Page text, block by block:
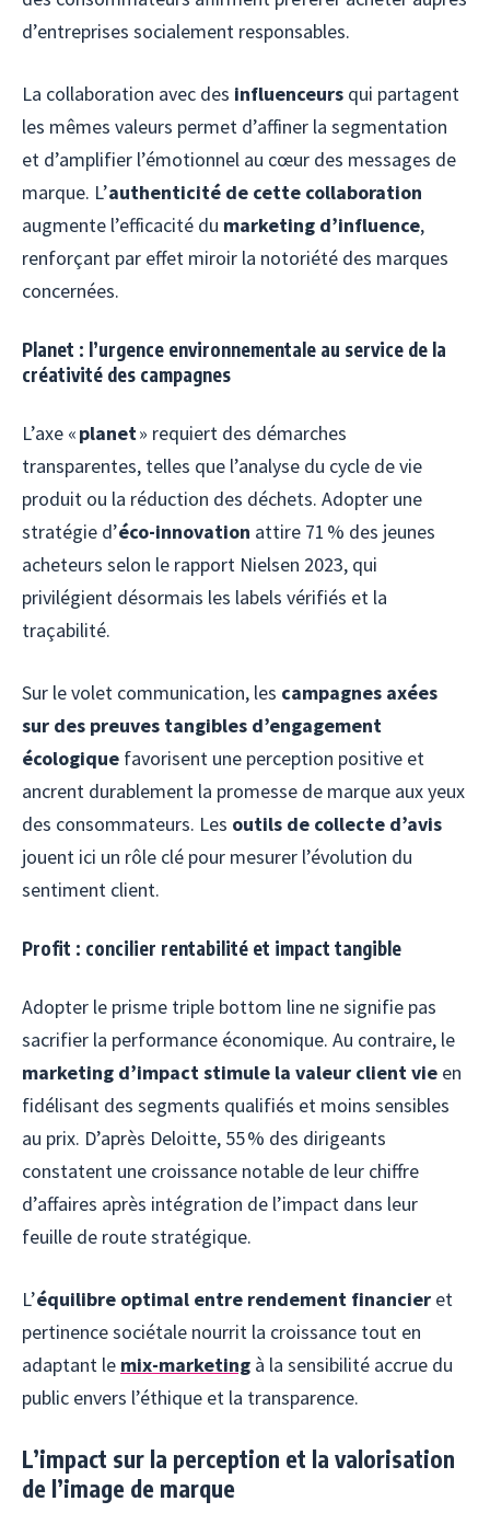
d’entreprises socialement responsables.
La collaboration avec des influenceurs qui partagent
les mêmes valeurs permet d’affiner la segmentation
et d’amplifier l’émotionnel au cœur des messages de
marque. L’authenticité de cette collaboration
augmente l’efficacité du marketing d’influence,
renforçant par effet miroir la notoriété des marques
concernées.
Planet : l’urgence environnementale au service de la
créativité des campagnes
L’axe «planet» requiert des démarches
transparentes, telles que l’analyse du cycle de vie
produit ou la réduction des déchets. Adopter une
stratégie d’éco-innovation attire 71 % des jeunes
acheteurs selon le rapport Nielsen 2023, qui
privilégient désormais les labels vérifiés et la
traçabilité.
Sur le volet communication, les campagnes axées
sur des preuves tangibles d’engagement
écologique favorisent une perception positive et
ancrent durablement la promesse de marque aux yeux
des consommateurs. Les outils de collecte d’avis
jouent ici un rôle clé pour mesurer l’évolution du
sentiment client.
Profit : concilier rentabilité et impact tangible
Adopter le prisme triple bottom line ne signifie pas
sacrifier la performance économique. Au contraire, le
marketing d’impact stimule la valeur client vie en
fidélisant des segments qualifiés et moins sensibles
au prix. D’après Deloitte, 55 % des dirigeants
constatent une croissance notable de leur chiffre
d’affaires après intégration de l’impact dans leur
feuille de route stratégique.
L’équilibre optimal entre rendement financier et
pertinence sociétale nourrit la croissance tout en
adaptant le mix-marketing à la sensibilité accrue du
public envers l’éthique et la transparence.
L’impact sur la perception et la valorisation
de l’image de marque